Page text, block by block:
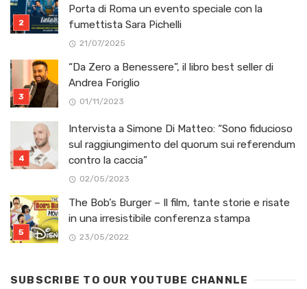
Porta di Roma un evento speciale con la
fumettista Sara Pichelli
21/07/2025
“Da Zero a Benessere”, il libro best seller di
Andrea Foriglio
01/11/2023
Intervista a Simone Di Matteo: “Sono fiducioso
sul raggiungimento del quorum sui referendum
contro la caccia”
02/05/2023
The Bob’s Burger – Il film, tante storie e risate
in una irresistibile conferenza stampa
23/05/2022
SUBSCRIBE TO OUR YOUTUBE CHANNLE